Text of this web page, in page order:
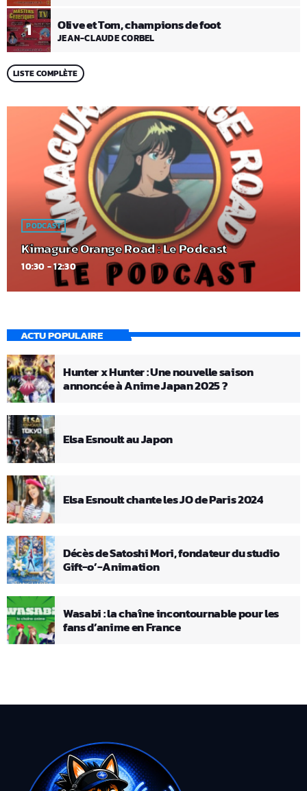
1 Olive et Tom, champions de foot
JEAN-CLAUDE CORBEL
LISTE COMPLÈTE
PODCAST
Kimagure Orange Road : Le Podcast
10:30 - 12:30
ACTU POPULAIRE
Hunter x Hunter : Une nouvelle saison
annoncée à Anime Japan 2025 ?
Elsa Esnoult au Japon
Elsa Esnoult chante les JO de Paris 2024
Décès de Satoshi Mori, fondateur du studio
Gift-o’-Animation
Wasabi : la chaîne incontournable pour les
fans d’anime en France